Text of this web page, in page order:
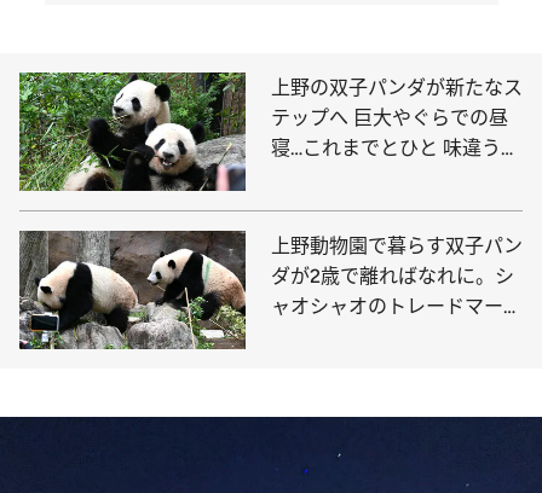
上野の双子パンダが新たなス
テップへ 巨大やぐらでの昼
寝…これまでとひと 味違う可
上野動物園で暮らす双子パン
ダが2歳で離ればなれに。シ
ャオシャオのトレードマーク